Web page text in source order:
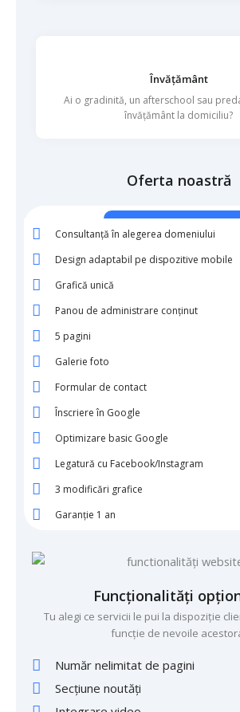
Învățământ
Ai o gradinită, un afterschool sau
învățământ la domiciliu?
Oferta noastră
Consultanță în alegerea domeniului
Design adaptabil pe dispozitive mobile
Grafică unică
Panou de administrare conținut
5 pagini
Galerie foto
Formular de contact
Înscriere în Google
Optimizare basic Google
Legatură cu Facebook/Instagram
3 modificări grafice
Garanție 1 an
Funcționalități
Tu alegi ce servicii le pui la dispoziție
funcție de nevoile
Număr nelimitat de pagini
Secțiune noutăți